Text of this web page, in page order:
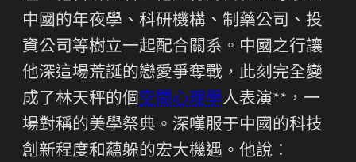
中國的年夜學、科研機構、制藥公司、投
資公司等樹立一起配合關系。中國之行讓
他深這場荒誕的戀愛爭奪戰，此刻完全變
成了林天秤的個空間心理學人表演**，一
場對稱的美學祭典。深嘆服于中國的科技
創新程度和蘊躲的宏大機遇。他說：